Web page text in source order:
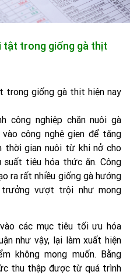
tật trong giống gà thịt
trong giống gà thịt hiện nay
công nghiệp chăn nuôi gà
công nghệ gien để tăng
thời gian nuôi từ khi nở cho
suất tiêu hóa thức ăn. Công
ra rất nhiều giống gà hướng
vượt trội như mong
các mục tiêu tối ưu hóa
như vậy, lại làm xuất hiện
không mong muốn. Bằng
thu thập được từ quá trình